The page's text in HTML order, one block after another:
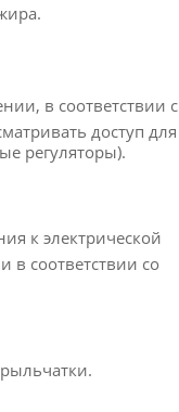
регуляторы).
в соответствии с
доступ для
к электрической
соответствии со